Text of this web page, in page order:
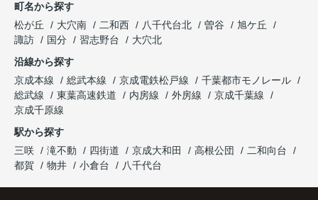
町名から探す
松が丘
大穴南 二和西 八千代台北 曽谷
旭ケ丘
諏訪
国分 習志野台
大穴北
沿線から探す
京成本線
総武本線 京成電鉄松戸線
千葉都市モノレール
総武線
東葉高速鉄道 内房線 外房線
京成千葉線
京成千原線
駅から探す
三咲
滝不動 四街道 京成大和田 高根公団
二和向台
都賀
物井 小倉台 八千代台